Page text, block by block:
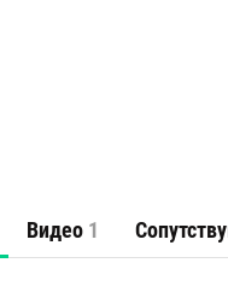
Видео 1